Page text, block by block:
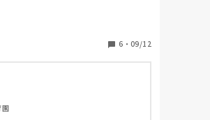
ごしていたようで、お当番な
の代わりに給食の時間はいって
った子から絵本を見ているので
をお願いすると、お当番のその
本もってきていいよ」など何回
顔なので、他の子が当番やる！
6 ・ 09/12
園